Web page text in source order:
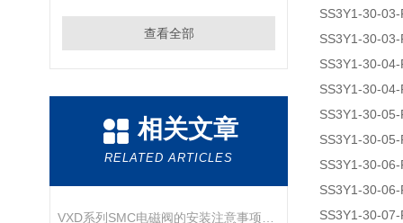
查看全部
相关文章
RELATED ARTICLES
SS3Y1-30-03-
SS3Y1-30-
SS3Y1-30-04-
SS3Y1-30-
SS3Y1-30-05-
SS3Y1-30-
SS3Y1-30-06-
SS3Y1-30-
SS3Y1-30-07-